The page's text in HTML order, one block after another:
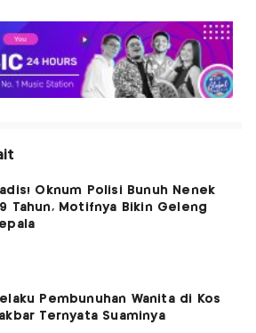
Oknum Polisi Bunuh Nenek
Tahun, Motifnya Bikin Geleng
Pembunuhan Wanita di Kos
Ternyata Suaminya